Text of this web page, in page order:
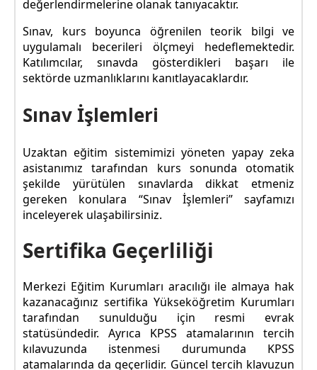
değerlendirmelerine olanak tanıyacaktır.
Sınav, kurs boyunca öğrenilen teorik bilgi ve
uygulamalı becerileri ölçmeyi hedeflemektedir.
Katılımcılar, sınavda gösterdikleri başarı ile
sektörde uzmanlıklarını kanıtlayacaklardır.
Sınav İşlemleri
Uzaktan eğitim sistemimizi yöneten yapay zeka
asistanımız tarafından kurs sonunda otomatik
şekilde yürütülen sınavlarda dikkat etmeniz
gereken konulara “Sınav İşlemleri” sayfamızı
inceleyerek ulaşabilirsiniz.
Sertifika Geçerliliği
Merkezi Eğitim Kurumları aracılığı ile almaya hak
kazanacağınız sertifika Yükseköğretim Kurumları
tarafından sunulduğu için resmi evrak
statüsündedir. Ayrıca KPSS atamalarının tercih
kılavuzunda istenmesi durumunda KPSS
atamalarında da geçerlidir. Güncel tercih klavuzun